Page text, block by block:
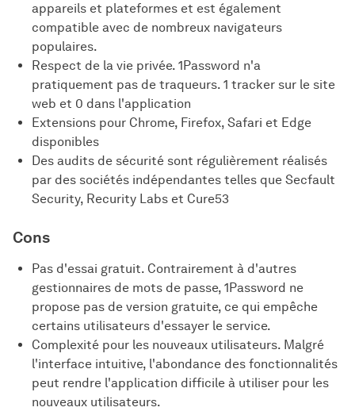
appareils et plateformes et est également
compatible avec de nombreux navigateurs
populaires.
Respect de la vie privée. 1Password n'a
pratiquement pas de traqueurs. 1 tracker sur le site
web et 0 dans l'application
Extensions pour Chrome, Firefox, Safari et Edge
disponibles
Des audits de sécurité sont régulièrement réalisés
par des sociétés indépendantes telles que Secfault
Security, Recurity Labs et Cure53
Cons
Pas d'essai gratuit. Contrairement à d'autres
gestionnaires de mots de passe, 1Password ne
propose pas de version gratuite, ce qui empêche
certains utilisateurs d'essayer le service.
Complexité pour les nouveaux utilisateurs. Malgré
l'interface intuitive, l'abondance des fonctionnalités
peut rendre l'application difficile à utiliser pour les
nouveaux utilisateurs.